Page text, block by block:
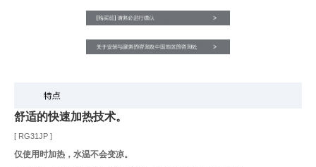
舒适的快速加热技术。
[ RG31JP ]
仅使用时加热，水温不会变凉。